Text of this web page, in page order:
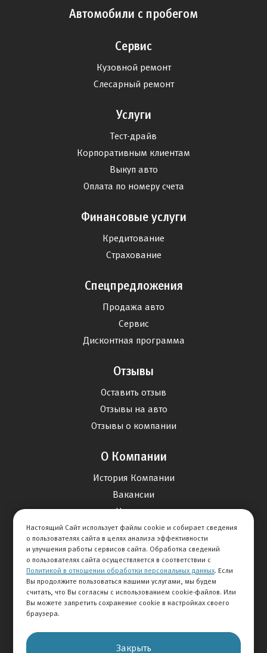
Автомобили с пробегом
Сервис
Кузовной ремонт
Слесарный ремонт
Услуги
Тест-драйв
Корпоративным клиентам
Выкуп авто
Оплата по номеру счета
Финансовые услуги
Кредитование
Страхование
Спецпредложения
Продажа авто
Сервис
Дисконтная программа
Отзывы
Оставить отзыв
Отзывы на авто
Отзывы о компании
О Компании
История Компании
Вакансии
Новости
Карта сайта
Контакты
+7 495 234-33-66
Настоящий Сайт использует файлы cookie и собирает сведения
о пользователях сайта в целях анализа эффективности
и улучшения работы сервисов сайта. Обработка сведений
о пользователях сайта осуществляется в соответствии с
Политикой в отношении обработки персональных данных. Если
Вы продолжите пользоваться нашими услугами, мы будем
считать, что Вы согласны с использованием cookie-файлов. Или
Вы можете запретить сохранение cookie в настройках своего
браузера.
Закрыть